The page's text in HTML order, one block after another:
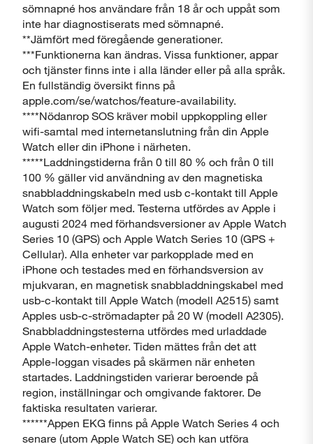
sömnapné hos användare från 18 år och uppåt som
inte har diagnostiserats med sömnapné.
**Jämfört med föregående generationer.
***Funktionerna kan ändras. Vissa funktioner, appar
och tjänster finns inte i alla länder eller på alla språk.
En fullständig översikt finns på
apple.com/se/watchos/feature-availability.
****Nödanrop SOS kräver mobil uppkoppling eller
wifi-samtal med internetanslutning från din Apple
Watch eller din iPhone i närheten.
*****Laddningstiderna från 0 till 80 % och från 0 till
100 % gäller vid användning av den magnetiska
snabbladdningskabeln med usb c-kontakt till Apple
Watch som följer med. Testerna utfördes av Apple i
augusti 2024 med förhandsversioner av Apple Watch
Series 10 (GPS) och Apple Watch Series 10 (GPS +
Cellular). Alla enheter var parkopplade med en
iPhone och testades med en förhandsversion av
mjukvaran, en magnetisk snabbladdningskabel med
usb-c-kontakt till Apple Watch (modell A2515) samt
Apples usb-c-strömadapter på 20 W (modell A2305).
Snabbladdningstesterna utfördes med urladdade
Apple Watch-enheter. Tiden mättes från det att
Apple-loggan visades på skärmen när enheten
startades. Laddningstiden varierar beroende på
region, inställningar och omgivande faktorer. De
faktiska resultaten varierar.
******Appen EKG finns på Apple Watch Series 4 och
senare (utom Apple Watch SE) och kan utföra